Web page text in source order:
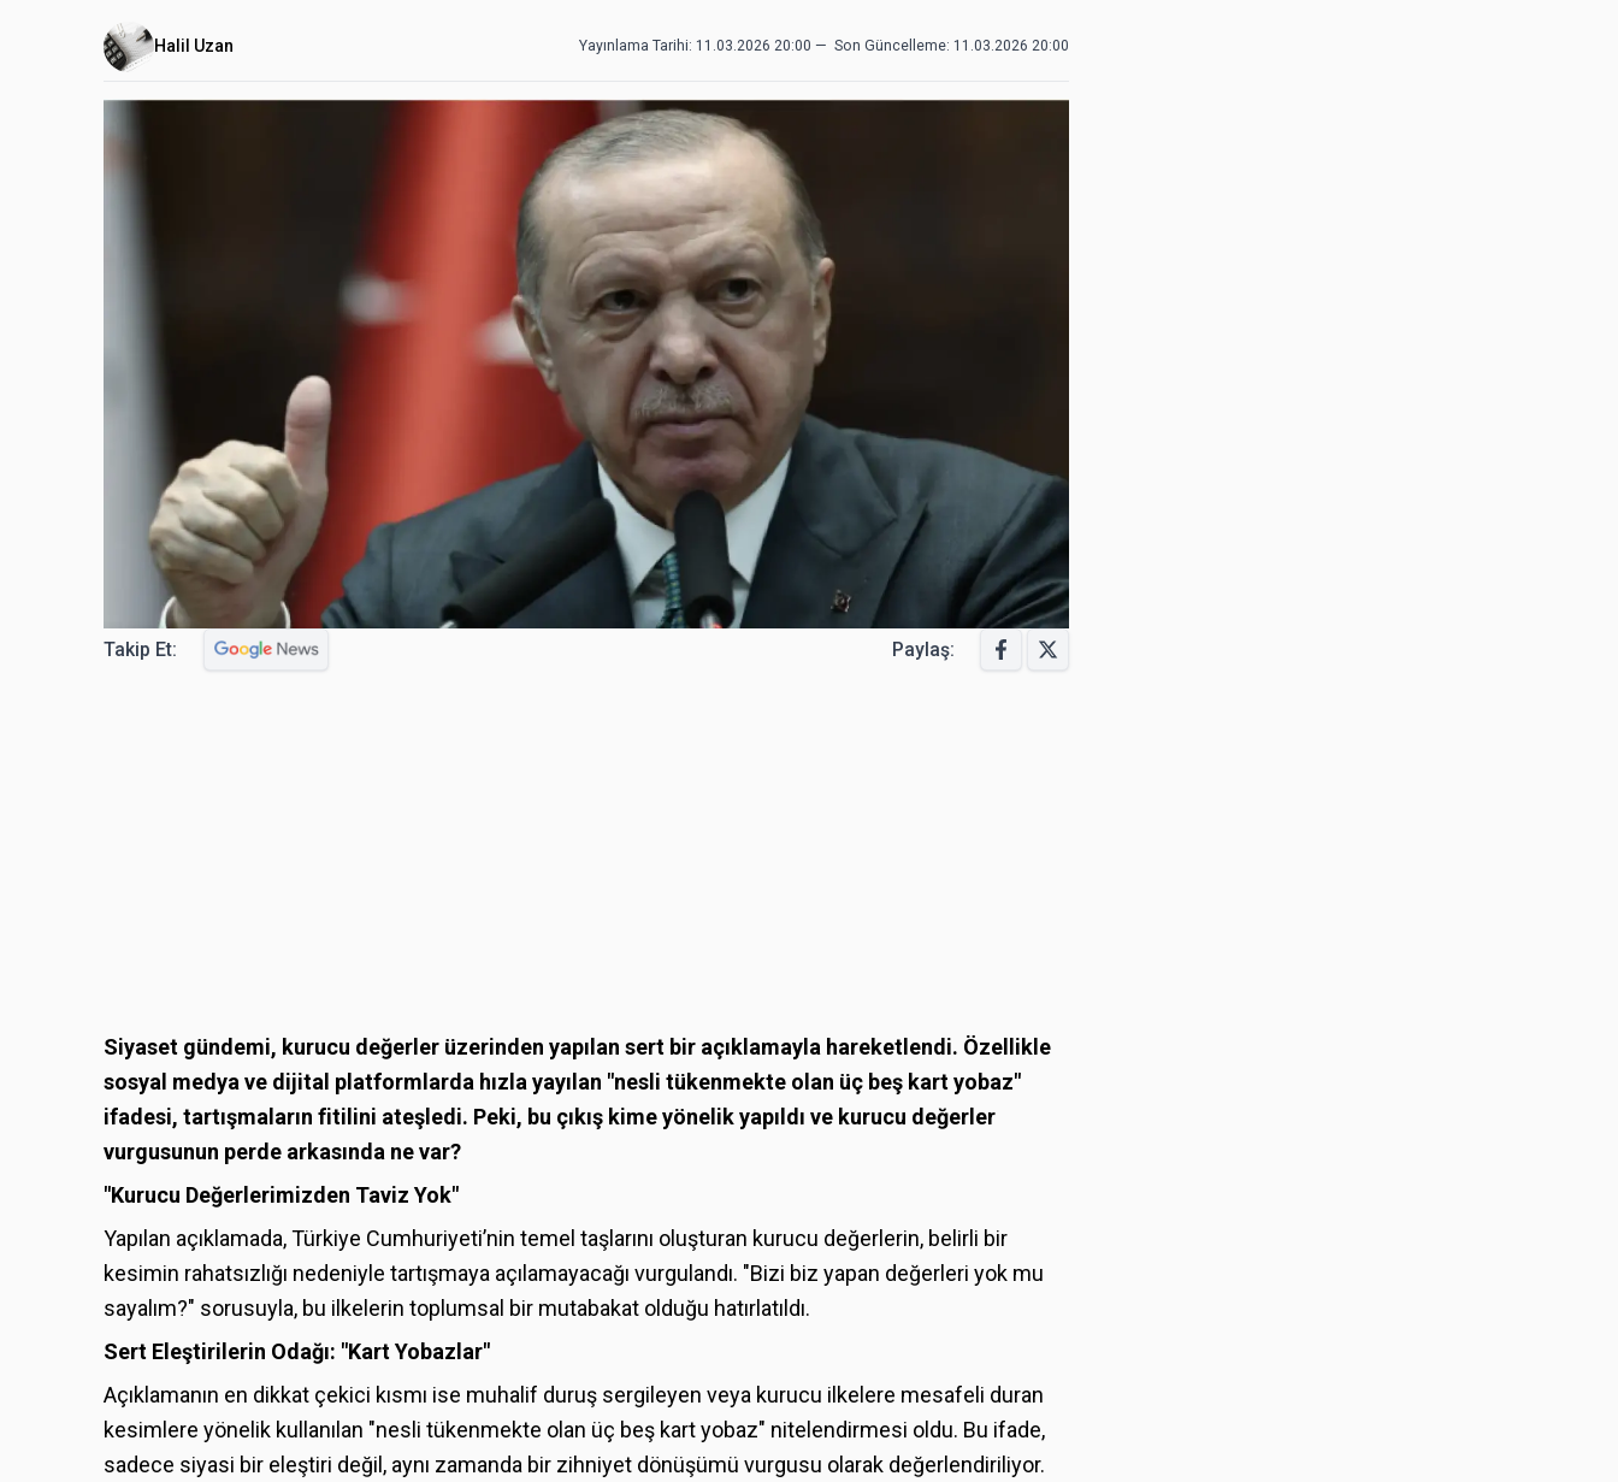
Halil Uzan Yayınlama Tarihi: 11.03.2026 20:00 — Son Güncelleme: 11.03.2026 20:00
Takip Et: Paylaş:
Siyaset gündemi, kurucu değerler üzerinden yapılan sert bir açıklamayla hareketlendi. Özellikle
sosyal medya ve dijital platformlarda hızla yayılan "nesli tükenmekte olan üç beş kart yobaz"
ifadesi, tartışmaların fitilini ateşledi. Peki, bu çıkış kime yönelik yapıldı ve kurucu değerler
vurgusunun perde arkasında ne var?
"Kurucu Değerlerimizden Taviz Yok"
Yapılan açıklamada, Türkiye Cumhuriyeti’nin temel taşlarını oluşturan kurucu değerlerin, belirli bir
kesimin rahatsızlığı nedeniyle tartışmaya açılamayacağı vurgulandı. "Bizi biz yapan değerleri yok mu
sayalım?" sorusuyla, bu ilkelerin toplumsal bir mutabakat olduğu hatırlatıldı.
Sert Eleştirilerin Odağı: "Kart Yobazlar"
Açıklamanın en dikkat çekici kısmı ise muhalif duruş sergileyen veya kurucu ilkelere mesafeli duran
kesimlere yönelik kullanılan "nesli tükenmekte olan üç beş kart yobaz" nitelendirmesi oldu. Bu ifade,
sadece siyasi bir eleştiri değil, aynı zamanda bir zihniyet dönüşümü vurgusu olarak değerlendiriliyor.